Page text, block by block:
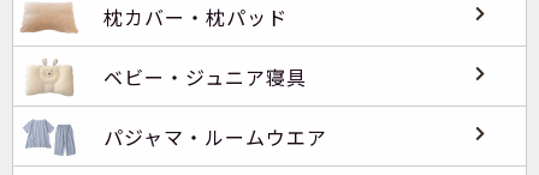
枕カバー・枕パッド
ベビー・ジュニア寝具
パジャマ・ルームウエア